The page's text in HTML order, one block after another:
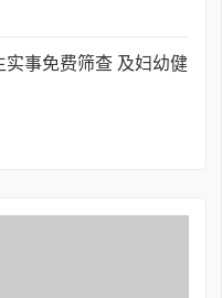
事免费筛查 及妇幼健